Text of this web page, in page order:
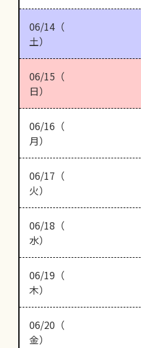
06/14（
土）
06/15（
日）
06/16（
月）
06/17（
火）
06/18（
水）
06/19（
木）
06/20（
金）